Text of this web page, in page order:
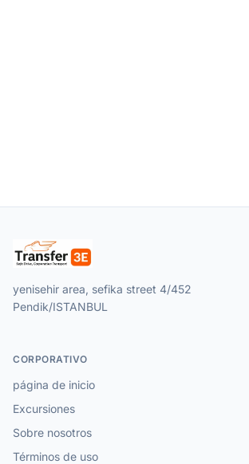
yenisehir area, sefika street 4/452
Pendik/ISTANBUL
CORPORATIVO
página de inicio
Excursiones
Sobre nosotros
Términos de uso